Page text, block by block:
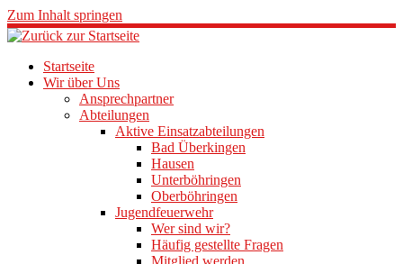
Zum Inhalt springen
Startseite
Wir über Uns
Ansprechpartner
Abteilungen
Aktive Einsatzabteilungen
Bad Überkingen
Hausen
Unterböhringen
Oberböhringen
Jugendfeuerwehr
Wer sind wir?
Häufig gestellte Fragen
Mitglied werden